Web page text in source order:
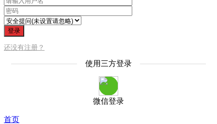
登录
还没有注册？
使用三方登录
微信登录
首页